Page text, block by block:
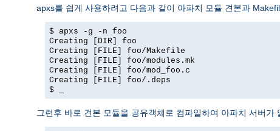
apxs를 쉽게 사용하려고 다음과 같이 아파치 모듈 견본과
$ apxs -g -n foo
Creating [DIR] foo
Creating [FILE] foo/Makefile
Creating [FILE] foo/modules.mk
Creating [FILE] foo/mod_foo.c
Creating [FILE] foo/.deps
$ _
그런후 바로 견본 모듈을 공유객체로 컴파일하여 아파치 서버가